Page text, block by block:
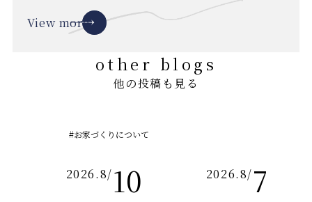
View more
other blogs
他の投稿も見る
2026.8/10
#お家づくりについて
2026.8/7